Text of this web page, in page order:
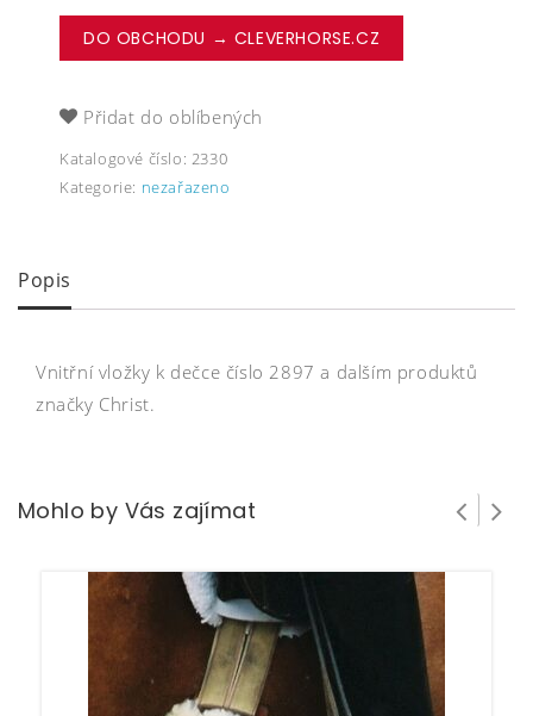
DO OBCHODU → CLEVERHORSE.CZ
Přidat do oblíbených
Katalogové číslo: 2330
Kategorie: nezařazeno
Popis
Vnitřní vložky k dečce číslo 2897 a dalším produktů
značky Christ.
Mohlo by Vás zajímat